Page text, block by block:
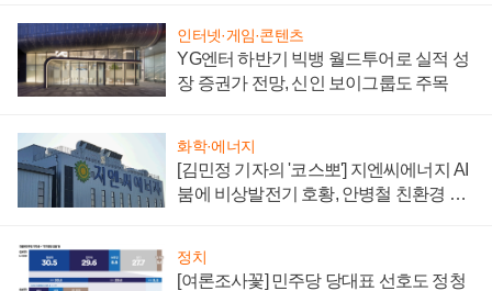
인터넷·게임·콘텐츠
YG엔터 하반기 빅뱅 월드투어로 실적 성
장 증권가 전망, 신인 보이그룹도 주목
화학·에너지
[김민정 기자의 '코스뽀'] 지엔씨에너지 AI
붐에 비상발전기 호황, 안병철 친환경 에
정치
[여론조사꽃] 민주당 당대표 선호도 정청